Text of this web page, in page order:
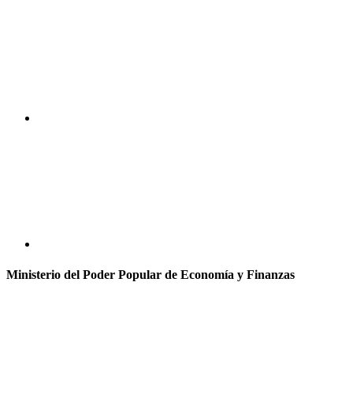
Ministerio del Poder Popular de Economía y Finanzas